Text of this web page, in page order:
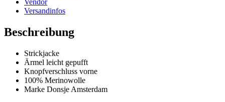
Vendor
Versandinfos
Beschreibung
Strickjacke
Ärmel leicht gepufft
Knopfverschluss vorne
100% Merinowolle
Marke Donsje Amsterdam